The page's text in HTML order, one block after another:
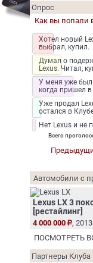
Опрос
Как вы попали
Хотел новый
выбрал, купил.
Думал о
Lexus. Читал,
У меня уже был
когда пришел
Уже продал
остался в
Нет Lexus и не
Всего
Автомобили с
Lexus LX 3
[рестайлинг]
4 000 000
,
ПОСМОТРЕТЬ
Партнеры Клуба